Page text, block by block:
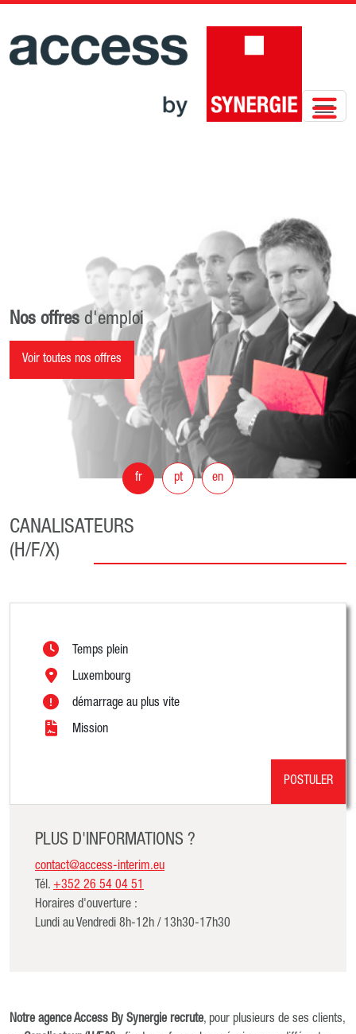
Nos offres d'emploi
Voir toutes nos offres
fr pt en
CANALISATEURS
(H/F/X)
Temps plein
Luxembourg
démarrage au plus vite
Mission
POSTULER
PLUS D'INFORMATIONS ?
contact@access-interim.eu
Tél. +352 26 54 04 51
Horaires d'ouverture :
Lundi au Vendredi 8h-12h / 13h30-17h30
Notre agence Access By Synergie recrute, pour plusieurs de ses clients,